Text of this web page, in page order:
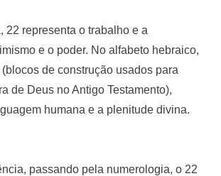
22 representa o trabalho e a
e o poder. No alfabeto hebraico,
de construção usados para
de Deus no Antigo Testamento),
humana e a plenitude divina.
passando pela numerologia, o 22